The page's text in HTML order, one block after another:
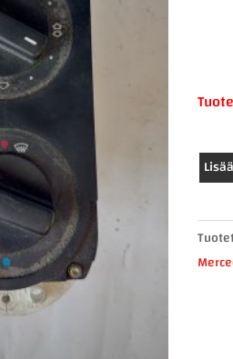
Benz